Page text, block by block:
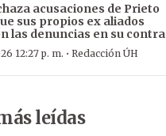
acusaciones de Prieto
sus propios ex aliados
las denuncias en su contra
12:27 p. m. · Redacción ÚH
leídas